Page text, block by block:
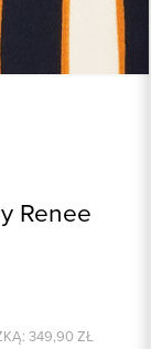
Renee
349,90 ZŁ